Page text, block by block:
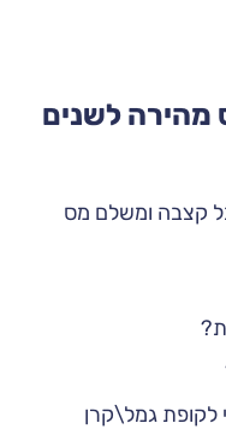
מהירה לשנים
קצבה ומשלם מס
לקופת גמל\קרן